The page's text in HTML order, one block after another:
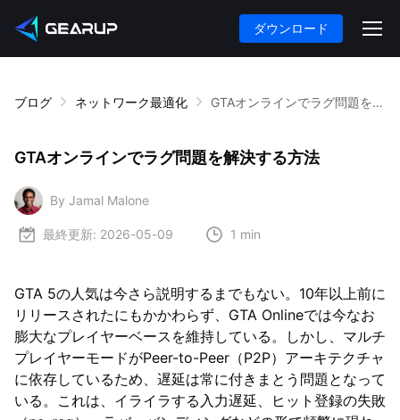
ダウンロード
ブログ ネットワーク最適化 GTAオンラインでラグ問題を解決する方法
GTAオンラインでラグ問題を解決する方法
By Jamal Malone
最終更新: 2026-05-09 1 min
GTA 5の人気は今さら説明するまでもない。10年以上前に
リリースされたにもかかわらず、GTA Onlineでは今なお
膨大なプレイヤーベースを維持している。しかし、マルチ
プレイヤーモードがPeer-to-Peer（P2P）アーキテクチャ
に依存しているため、遅延は常に付きまとう問題となって
いる。これは、イライラする入力遅延、ヒット登録の失敗